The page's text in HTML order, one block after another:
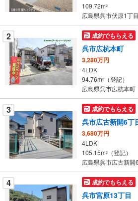
条
件
を
マ
イ
ペ
ー
に
保
存
す
る
109.72m2
広島県呉市伏原1丁目
2 成約でもらえる
呉市広杭本町
3,280万円
4LDK
94.76m2
（登記）
広島県呉市広杭本町
3 成約でもらえる
呉市広古新開6丁
3,680万円
4LDK
105.15m2
（登記）
広島県呉市広古新開
4 成約でもらえる
呉市宮原13丁目